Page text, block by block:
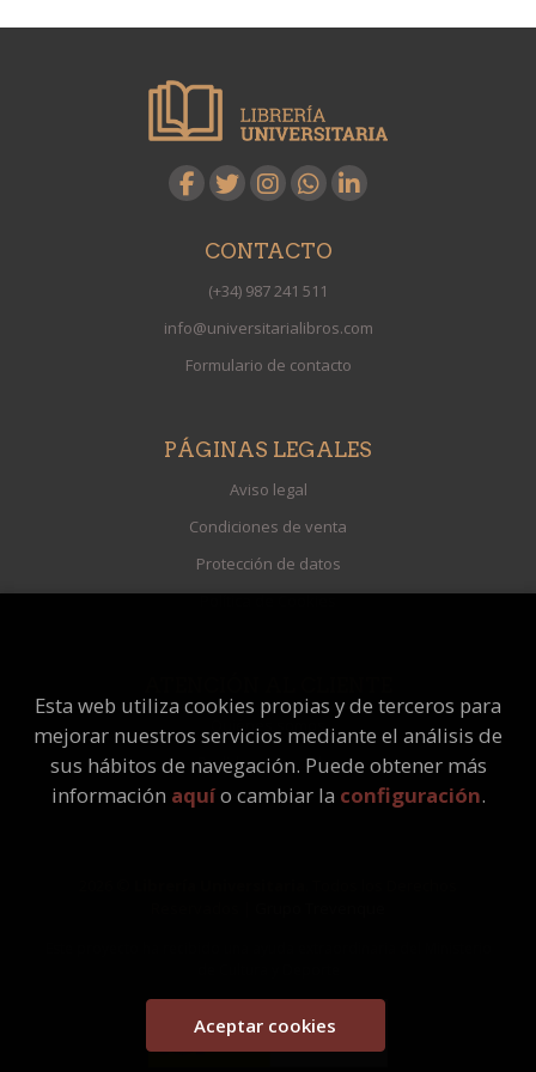
CONTACTO
(+34) 987 241 511
info@universitarialibros.com
Formulario de contacto
PÁGINAS LEGALES
Aviso legal
Condiciones de venta
Protección de datos
Política de Cookies
Quiénes somos
Pedidos especiales
Esta web utiliza cookies propias y de terceros para
mejorar nuestros servicios mediante el análisis de
sus hábitos de navegación. Puede obtener más
información aquío cambiar la configuración.
Aceptar cookies